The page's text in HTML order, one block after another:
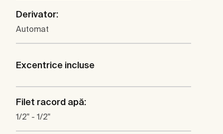
Derivator:
Automat
Excentrice incluse
Filet racord apă:
1/2" - 1/2"